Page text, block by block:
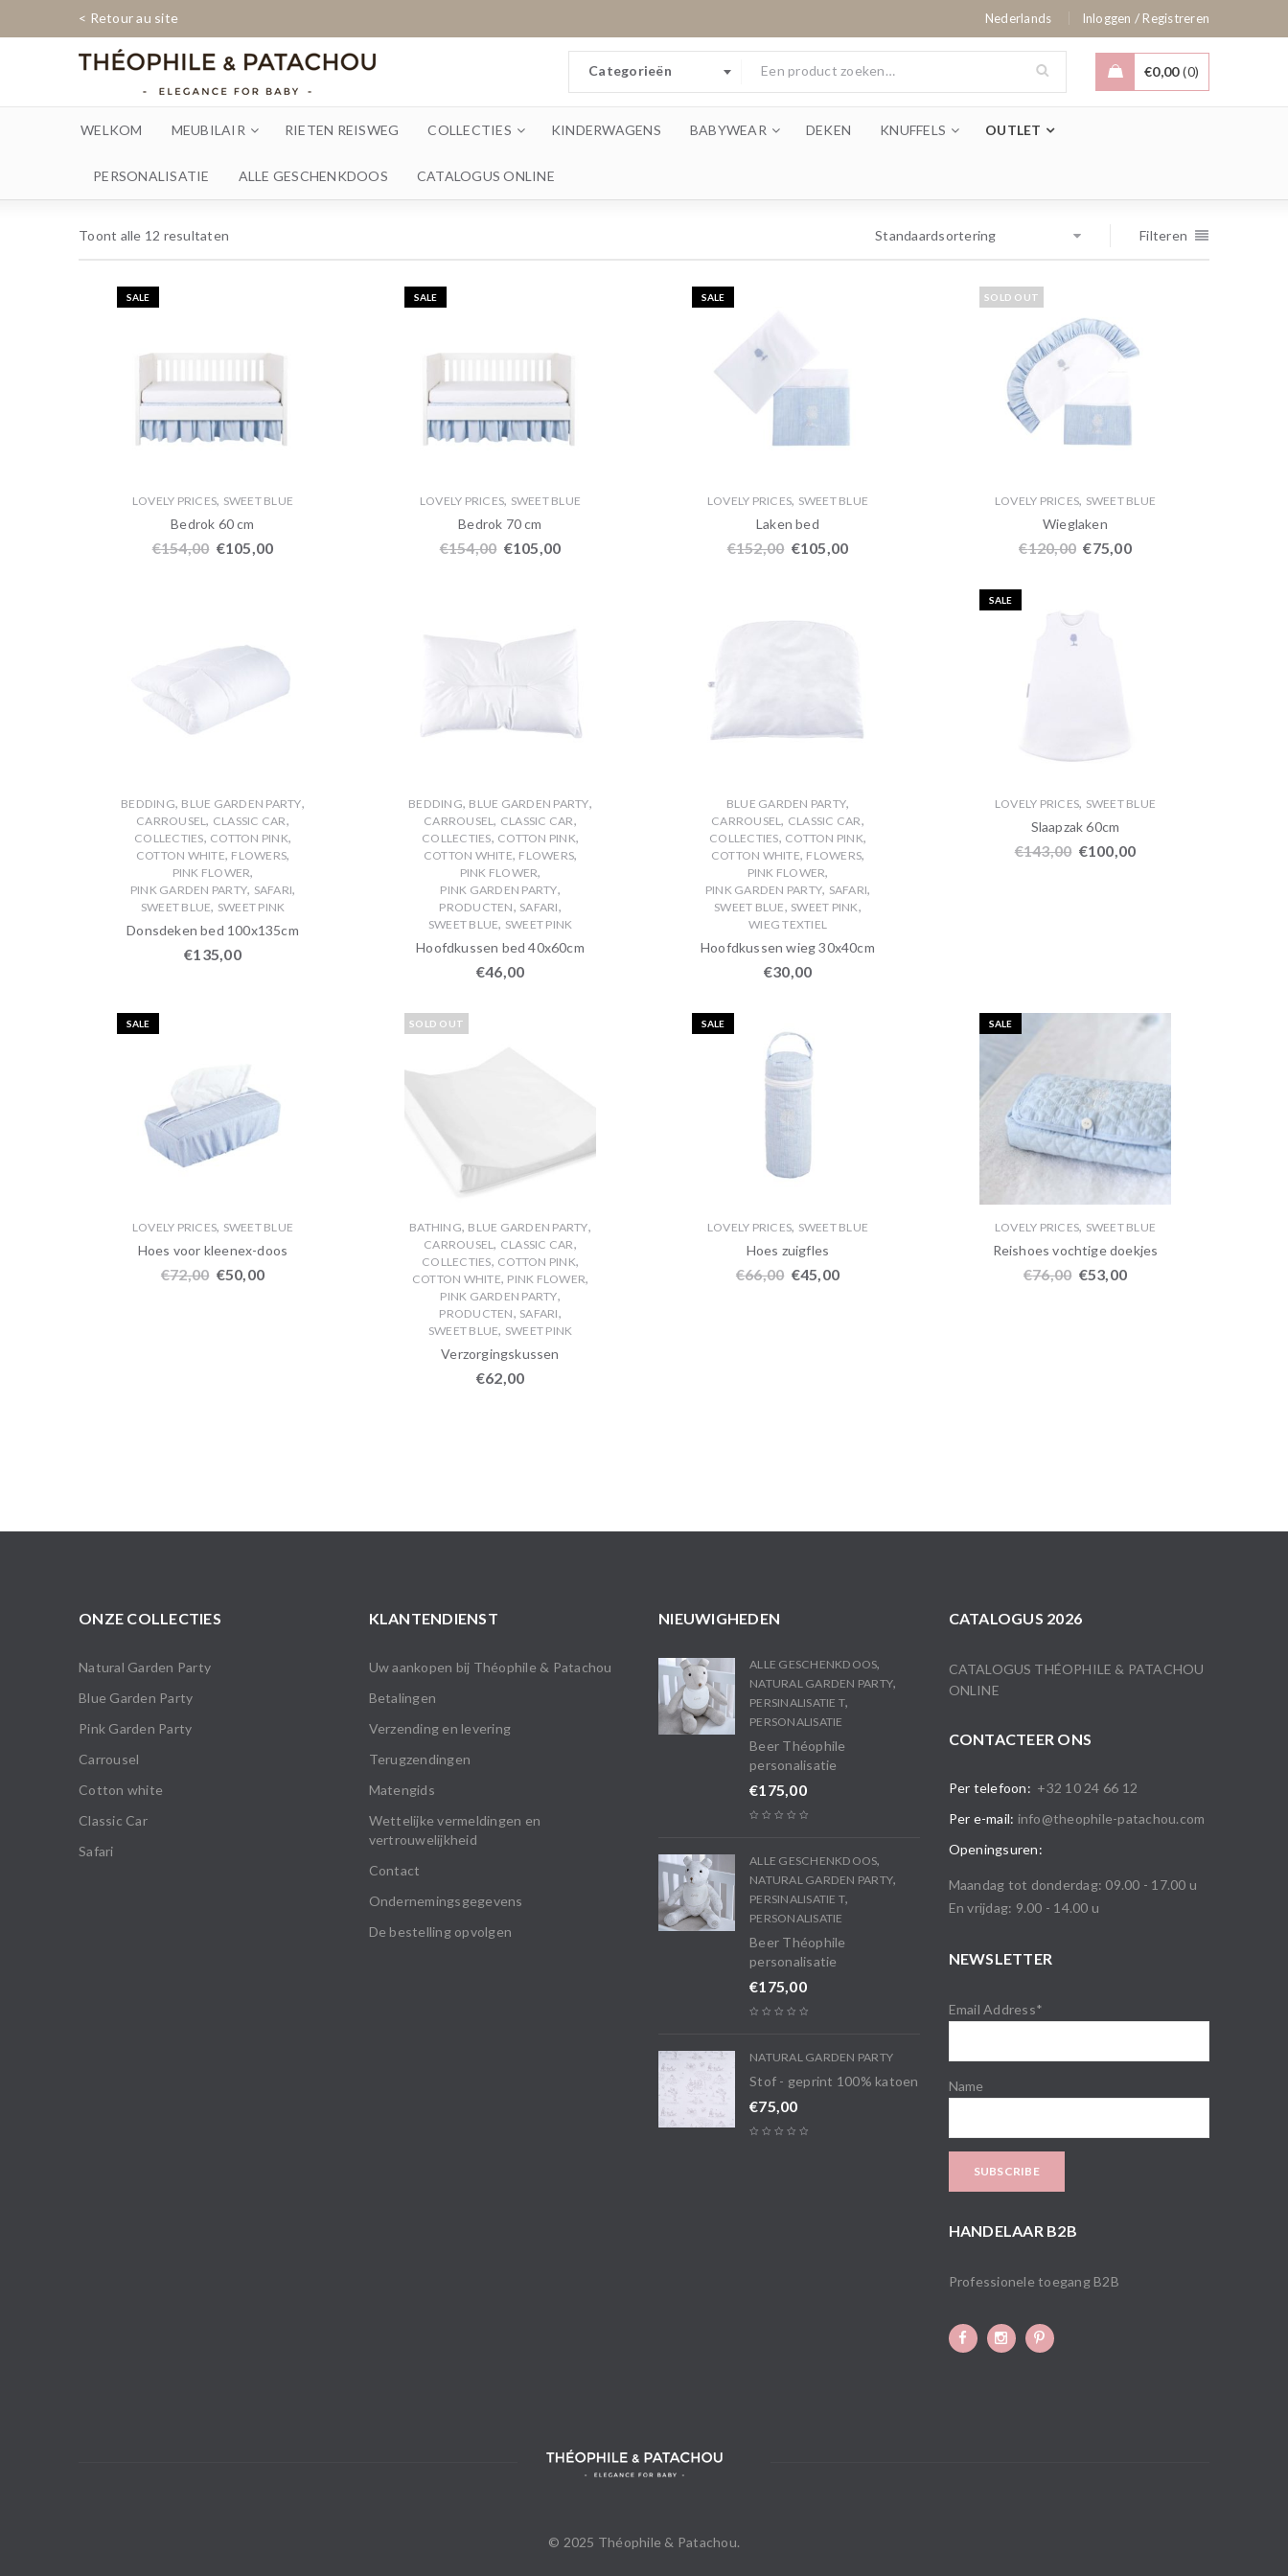
< Retour au site Nederlands Inloggen / Registreren
Categorieën €0,00 0
WELKOM MEUBILAIR RIETEN REISWEG COLLECTIES KINDERWAGENS BABYWEAR DEKEN KNUFFELS OUTLET
PERSONALISATIE ALLE GESCHENKDOOS CATALOGUS ONLINE
Toont alle 12 resultaten Filteren
Standaardsortering
SALE
LOVELY PRICES, SWEET BLUE
Bedrok 60 cm
€154,00 €105,00
SALE
LOVELY PRICES, SWEET BLUE
Bedrok 70 cm
€154,00 €105,00
SALE
LOVELY PRICES, SWEET BLUE
Laken bed
€152,00 €105,00
SOLD OUT
LOVELY PRICES, SWEET BLUE
Wieglaken
€120,00 €75,00
BEDDING, BLUE GARDEN PARTY,
CARROUSEL, CLASSIC CAR,
COLLECTIES, COTTON PINK,
COTTON WHITE, FLOWERS,
PINK FLOWER,
PINK GARDEN PARTY, SAFARI,
SWEET BLUE, SWEET PINK
Donsdeken bed 100x135cm
€135,00
BEDDING, BLUE GARDEN PARTY,
CARROUSEL, CLASSIC CAR,
COLLECTIES, COTTON PINK,
COTTON WHITE, FLOWERS,
PINK FLOWER,
PINK GARDEN PARTY,
PRODUCTEN, SAFARI,
SWEET BLUE, SWEET PINK
Hoofdkussen bed 40x60cm
€46,00
BLUE GARDEN PARTY,
CARROUSEL, CLASSIC CAR,
COLLECTIES, COTTON PINK,
COTTON WHITE, FLOWERS,
PINK FLOWER,
PINK GARDEN PARTY, SAFARI,
SWEET BLUE, SWEET PINK,
WIEG TEXTIEL
Hoofdkussen wieg 30x40cm
€30,00
SALE
LOVELY PRICES, SWEET BLUE
Slaapzak 60cm
€143,00 €100,00
SALE
LOVELY PRICES, SWEET BLUE
Hoes voor kleenex-doos
€72,00 €50,00
SOLD OUT
BATHING, BLUE GARDEN PARTY,
CARROUSEL, CLASSIC CAR,
COLLECTIES, COTTON PINK,
COTTON WHITE, PINK FLOWER,
PINK GARDEN PARTY,
PRODUCTEN, SAFARI,
SWEET BLUE, SWEET PINK
Verzorgingskussen
€62,00
SALE
LOVELY PRICES, SWEET BLUE
Hoes zuigfles
€66,00 €45,00
SALE
LOVELY PRICES, SWEET BLUE
Reishoes vochtige doekjes
€76,00 €53,00
ONZE COLLECTIES
Natural Garden Party
Blue Garden Party
Pink Garden Party
Carrousel
Cotton white
Classic Car
Safari
KLANTENDIENST
Uw aankopen bij Théophile & Patachou
Betalingen
Verzending en levering
Terugzendingen
Matengids
Wettelijke vermeldingen en
vertrouwelijkheid
Contact
Ondernemingsgegevens
De bestelling opvolgen
NIEUWIGHEDEN
ALLE GESCHENKDOOS,
NATURAL GARDEN PARTY,
PERSINALISATIE T,
PERSONALISATIE
Beer Théophile
personalisatie
€175,00
ALLE GESCHENKDOOS,
NATURAL GARDEN PARTY,
PERSINALISATIE T,
PERSONALISATIE
Beer Théophile
personalisatie
€175,00
NATURAL GARDEN PARTY
Stof - geprint 100% katoen
€75,00
CATALOGUS 2026
CATALOGUS THÉOPHILE & PATACHOU
ONLINE
CONTACTEER ONS
Per telefoon: +32 10 24 66 12
Per e-mail: info@theophile-patachou.com
Openingsuren:
Maandag tot donderdag: 09.00 - 17.00 u
En vrijdag: 9.00 - 14.00 u
NEWSLETTER
Email Address*
Name
HANDELAAR B2B
Professionele toegang B2B
© 2025 Théophile & Patachou.